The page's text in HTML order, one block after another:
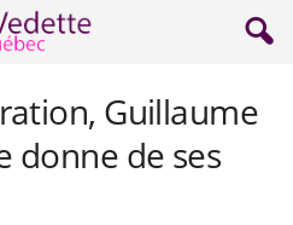
Guillaume
donne de ses